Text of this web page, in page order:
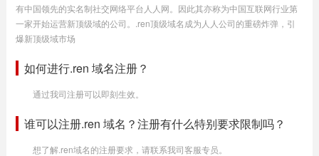
有中国领先的实名制社交网络平台人人网。因此其亦称为中国互联网行业第
一家开始运营新顶级域的公司。.ren顶级域名成为人人公司的重磅炸弹，引
爆新顶级域市场
如何进行.ren 域名注册？
通过我司注册可以即刻生效。
谁可以注册.ren 域名？注册有什么特别要求限制吗？
想了解.ren域名的注册要求，请联系我司客服专员。